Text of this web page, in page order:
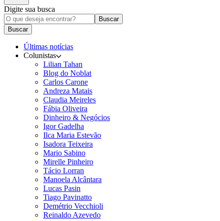
Digite sua busca
Buscar
Buscar
Últimas notícias
Colunistas
Lilian Tahan
Blog do Noblat
Carlos Carone
Andreza Matais
Claudia Meireles
Fábia Oliveira
Dinheiro & Negócios
Igor Gadelha
Ilca Maria Estevão
Isadora Teixeira
Mario Sabino
Mirelle Pinheiro
Tácio Lorran
Manoela Alcântara
Lucas Pasin
Tiago Pavinatto
Demétrio Vecchioli
Reinaldo Azevedo